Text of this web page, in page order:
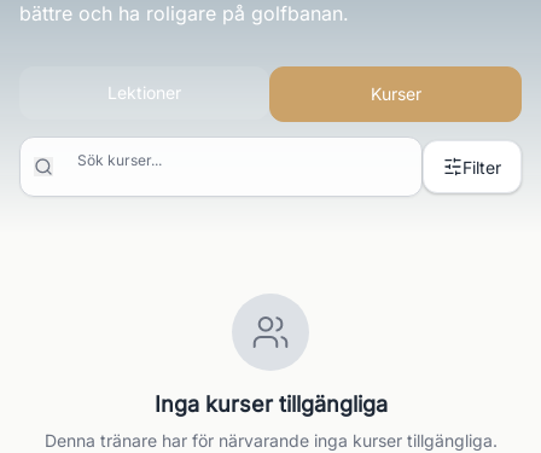
bättre och ha roligare på golfbanan.
Lektioner Kurser
Sök kurser... Filter
Inga kurser tillgängliga
Denna tränare har för närvarande inga kurser tillgängliga.